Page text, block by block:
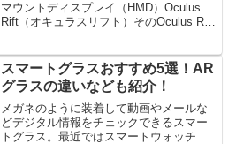
マウントディスプレイ（HMD）Oculus
Rift（オキュラスリフト）そのOculus Rift
っています！「ぜひとも...
スマートグラスおすすめ5選！AR
グラスの違いなども紹介！
メガネのように装着して動画やメールな
どデジタル情報をチェックできるスマー
トグラス。最近ではスマートウォッチと